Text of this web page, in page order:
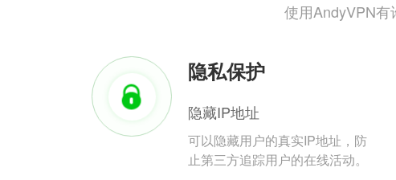
使用AndyVPN
隐私保护
隐藏IP地址
可以隐藏用户的真实IP地址，防
止第三方追踪用户的在线活动。